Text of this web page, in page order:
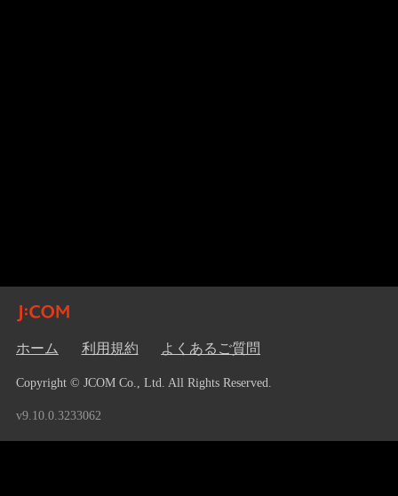
ホーム 利用規約 よくあるご質問
Copyright © JCOM Co., Ltd. All Rights Reserved.
v9.10.0.3233062